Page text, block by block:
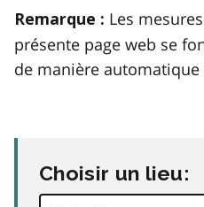
Remarque : Les
présente page web se
de manière automatique
Choisir un lieu: